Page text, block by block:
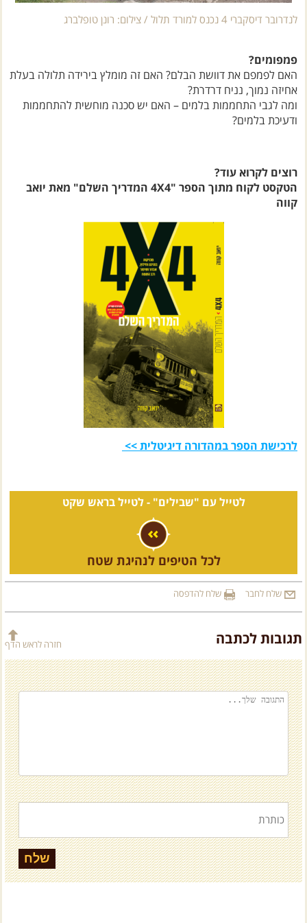
לנדרובר דיסקברי 4 נכנס למורד תלול / צילום: רונן טופלברג
פמפומים?
האם לפמפם את דוושת הבלם? האם זה מומלץ בירידה תלולה בעלת
אחיזה נמוך, נניח דרדרת?
ומה לגבי התחממות בלמים – האם יש סכנה מוחשית להתחממות
ודעיכת בלמים?
רוצים לקרוא עוד?
הטקסט לקוח מתוך הספר "4X4 המדריך השלם" מאת יואב
קווה
לרכישת הספר במהדורה דיגיטלית >>
לטייל עם "שבילים" -לטייל בראש שקט
לכל הטיפים לנהיגת שטח
שלח לחבר שלח להדפסה
תגובות לכתבה חזרה לראש הדף